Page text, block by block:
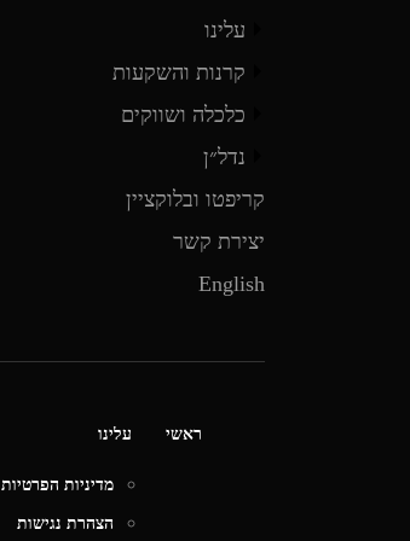
עלינו
קרנות והשקעות
כלכלה ושווקים
נדל״ן
קריפטו ובלוקציין
יצירת קשר
English
ראשי עלינו
מדיניות הפרטיות
הצהרת נגישות